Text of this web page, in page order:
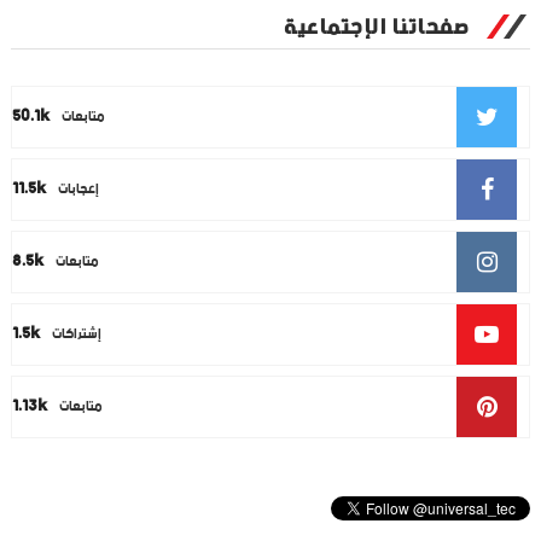
صفحاتنا الإجتماعية
50.1k متابعات
11.5k إعجابات
8.5k متابعات
1.5k إشتراكات
1.13k متابعات